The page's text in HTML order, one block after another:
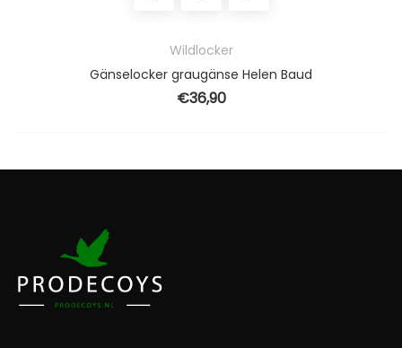
Wildlocker
Gänselocker graugänse Helen Baud
€36,90